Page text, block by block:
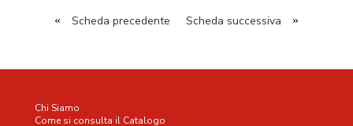
« Scheda precedente Scheda successiva »
Chi Siamo
Come si consulta il Catalogo